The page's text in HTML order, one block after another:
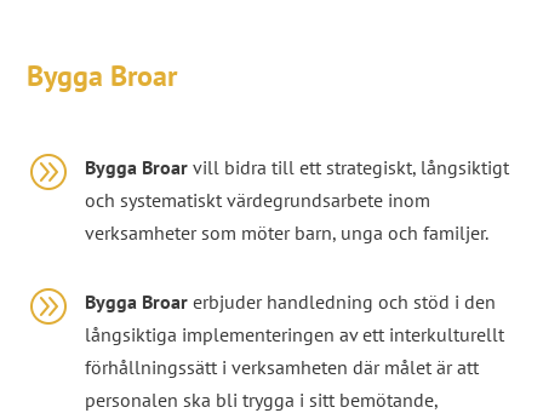
Bygga Broar
A Bygga Broarvill bidra till ett strategiskt, långsiktigt
och systematiskt värdegrundsarbete inom
verksamheter som möter barn, unga och familjer.
A Bygga Broarerbjuder handledning och stöd i den
långsiktiga implementeringen av ett interkulturellt
förhållningssätt i verksamheten där målet är att
personalen ska bli trygga i sitt bemötande,